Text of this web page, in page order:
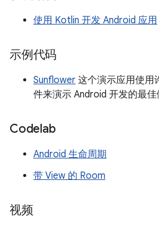
使用 Kotlin 开发 Android 应用
示例代码
Sunflower 这个演示应用使用
件来演示 Android 开发的最佳
Codelab
Android 生命周期
带 View 的 Room
视频